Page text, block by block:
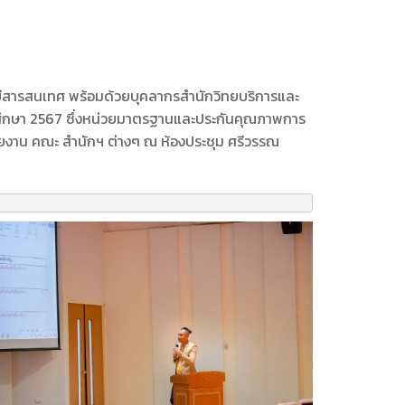
ารสนเทศ พร้อมด้วยบุคลากรสำนักวิทยบริการและ
กษา 2567 ซึ่งหน่วยมาตรฐานและประกันคุณภาพการ
งาน คณะ สำนักฯ ต่างๆ ณ ห้องประชุม ศรีวรรณ